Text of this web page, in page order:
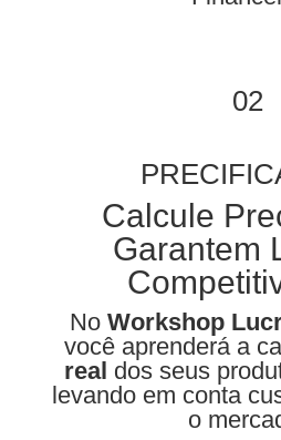
02
Calcule
Garantem
No Workshop
você aprenderá a
real dos seus
levando em conta
o